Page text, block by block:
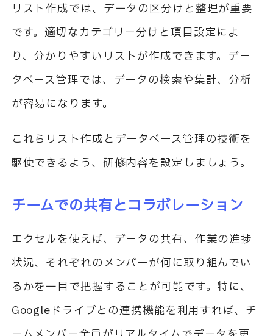
リスト作成では、データの区分けと整理が重要
です。適切なカテゴリー分けと項目設定によ
り、分かりやすいリストが作成できます。デー
タベース管理では、データの検索や集計、分析
が容易になります。
これらリスト作成とデータベース管理の技術を
駆使できるよう、研修内容を設定しましょう。
チームでの共有とコラボレーション
エクセルを使えば、データの共有、作業の進捗
状況、それぞれのメンバーが何に取り組んでい
るかを一目で把握することが可能です。特に、
Googleドライブとの連携機能を利用すれば、チ